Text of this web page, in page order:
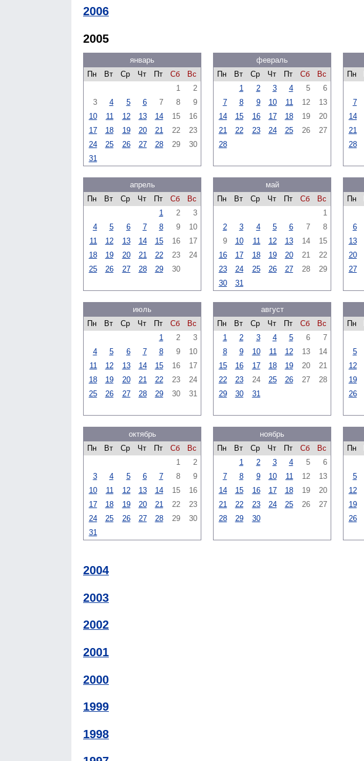
2006
2005
январь
Пн
Вт Ср Чт Пт Сб
Вс
1
2
3
4 5 6 7 8
9
10
11 12 13 14 15
16
17
18 19 20 21 22
23
24
25 26 27 28 29
30
31
февраль
Пн
Вт Ср Чт Пт Сб
Вс
1
2 3 4 5
6
7
8 9 10 11 12
13
14
15 16 17 18 19
20
21
22 23 24 25 26
27
28
Пн
7
14
21
28
апрель
Пн
Вт Ср Чт Пт Сб
Вс
1
2
3
4
5 6 7 8 9
10
11
12 13 14 15 16
17
18
19 20 21 22 23
24
25
26 27 28 29 30
май
Пн
Вт Ср Чт Пт Сб
Вс
1
2
3 4 5 6 7
8
9
10 11 12 13 14
15
16
17 18 19 20 21
22
23
24 25 26 27 28
29
30
31
Пн
6
13
20
27
июль
Пн
Вт Ср Чт Пт Сб
Вс
1
2
3
4
5 6 7 8 9
10
11
12 13 14 15 16
17
18
19 20 21 22 23
24
25
26 27 28 29 30 31
август
Пн
Вт Ср Чт Пт Сб
Вс
1
2 3 4 5 6
7
8
9 10 11 12 13
14
15
16 17 18 19 20
21
22
23 24 25 26 27
28
29
30 31
Пн
5
12
19
26
октябрь
Пн
Вт Ср Чт Пт Сб
Вс
1
2
3
4 5 6 7 8
9
10
11 12 13 14 15
16
17
18 19 20 21 22
23
24
25 26 27 28 29
30
31
ноябрь
Пн
Вт Ср Чт Пт Сб
Вс
1
2 3 4 5
6
7
8 9 10 11 12
13
14
15 16 17 18 19
20
21
22 23 24 25 26
27
28
29 30
Пн
5
12
19
26
2004
2003
2002
2001
2000
1999
1998